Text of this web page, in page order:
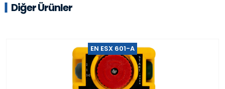
Diğer Ürünler
EN ESX 601-A